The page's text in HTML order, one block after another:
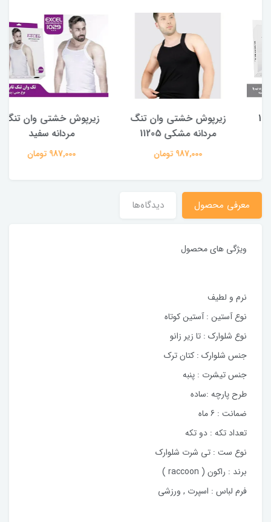
زیرپوش خشتی وان تنگ
مردانه مشکی 11205
987,000 تومان
زیرپوش خشتی وان تنگ
مردانه سفید
987,000 تومان
معرفی محصول دیدگاه‌ها
ویژگی های محصول
نرم و لطیف
نوع آستین : آستین کوتاه
نوع شلوارک : تا زیر زانو
جنس شلوارک : کتان ترک
جنس تیشرت : پنبه
طرح پارچه :ساده
ضمانت : 6 ماه
تعداد تکه : دو تکه
نوع ست : تی شرت شلوارک
برند : راکون ( raccoon )
فرم لباس : اسپرت , ورزشی